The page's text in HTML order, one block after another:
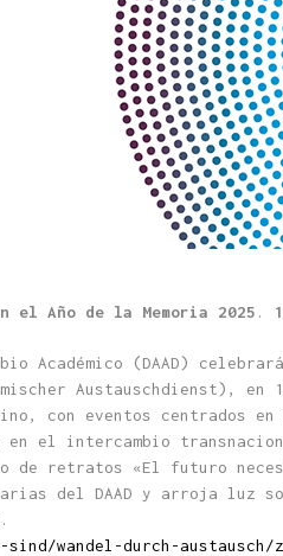
el Año de la Memoria 2025 .
Académico (DAAD)
Austauschdienst),
con eventos
el intercambio
de retratos «El futuro
del DAAD y arroja luz
wandel-durch-